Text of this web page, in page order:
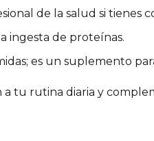
de la salud si tienes
ingesta de proteínas.
es un suplemento
tu rutina diaria y